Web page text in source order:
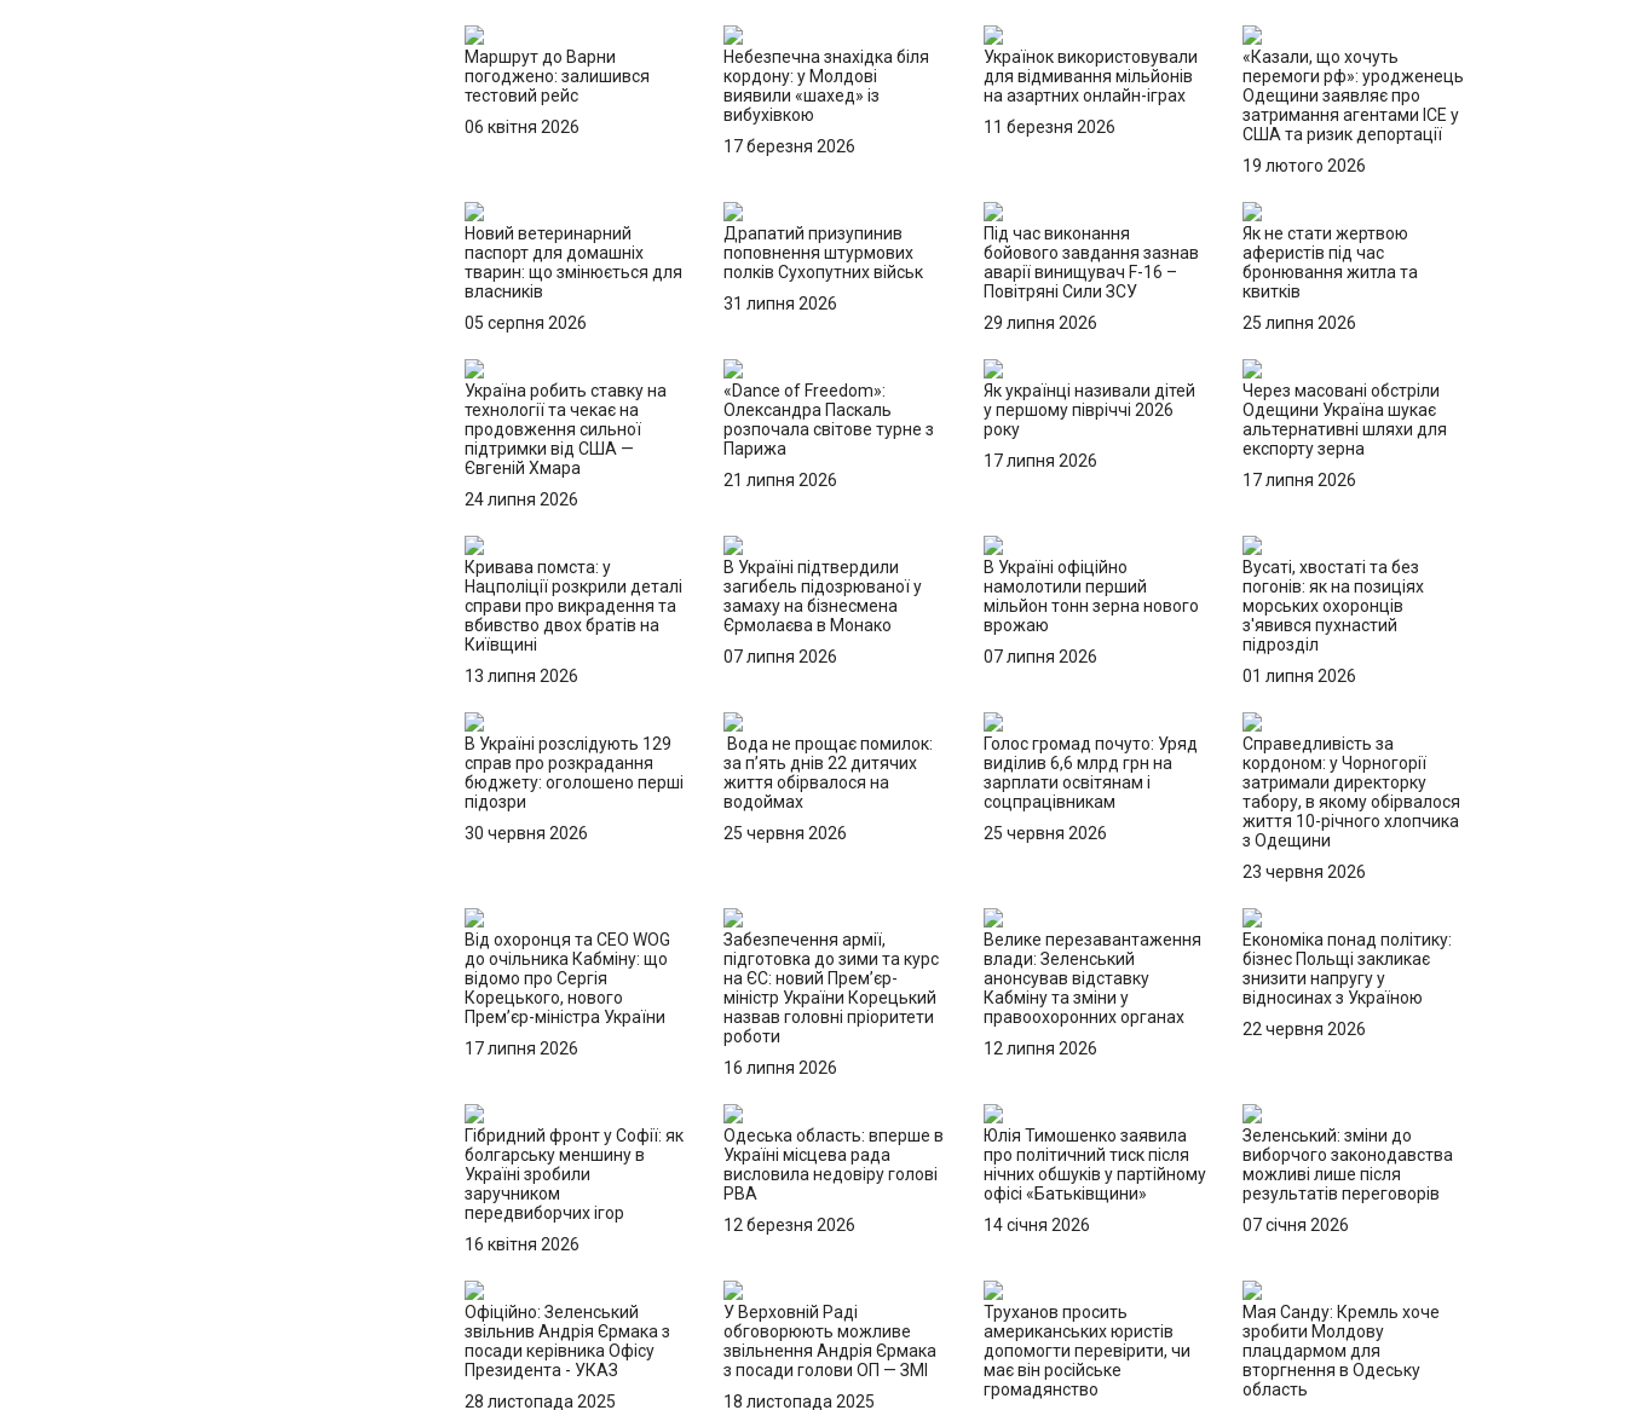
Маршрут до Варни
погоджено: залишився
тестовий рейс
06 квітня 2026
Небезпечна знахідка біля
кордону: у Молдові
виявили «шахед» із
вибухівкою
17 березня 2026
Українок використовували
для відмивання мільйонів
на азартних онлайн-іграх
11 березня 2026
«Казали, що хочуть
перемоги рф»: уродженець
Одещини заявляє про
затримання агентами ICE у
США та ризик депортації
19 лютого 2026
Новий ветеринарний
паспорт для домашніх
тварин: що змінюється для
власників
05 серпня 2026
Драпатий призупинив
поповнення штурмових
полків Сухопутних військ
31 липня 2026
Під час виконання
бойового завдання зазнав
аварії винищувач F-16 –
Повітряні Сили ЗСУ
29 липня 2026
Як не стати жертвою
аферистів під час
бронювання житла та
квитків
25 липня 2026
Україна робить ставку на
технології та чекає на
продовження сильної
підтримки від США —
Євгеній Хмара
24 липня 2026
«Dance of Freedom»:
Олександра Паскаль
розпочала світове турне з
Парижа
21 липня 2026
Як українці називали дітей
у першому півріччі 2026
року
17 липня 2026
Через масовані обстріли
Одещини Україна шукає
альтернативні шляхи для
експорту зерна
17 липня 2026
Кривава помста: у
Нацполіції розкрили деталі
справи про викрадення та
вбивство двох братів на
Київщині
13 липня 2026
В Україні підтвердили
загибель підозрюваної у
замаху на бізнесмена
Єрмолаєва в Монако
07 липня 2026
В Україні офіційно
намолотили перший
мільйон тонн зерна нового
врожаю
07 липня 2026
Вусаті, хвостаті та без
погонів: як на позиціях
морських охоронців
з'явився пухнастий
підрозділ
01 липня 2026
В Україні розслідують 129
справ про розкрадання
бюджету: оголошено перші
підозри
30 червня 2026
Вода не прощає помилок:
за п’ять днів 22 дитячих
життя обірвалося на
водоймах
25 червня 2026
Голос громад почуто: Уряд
виділив 6,6 млрд грн на
зарплати освітянам і
соцпрацівникам
25 червня 2026
Справедливість за
кордоном: у Чорногорії
затримали директорку
табору, в якому обірвалося
життя 10-річного хлопчика
з Одещини
23 червня 2026
Від охоронця та CEO WOG
до очільника Кабміну: що
відомо про Сергія
Корецького, нового
Прем’єр-міністра України
17 липня 2026
Забезпечення армії,
підготовка до зими та курс
на ЄС: новий Прем’єр-
міністр України Корецький
назвав головні пріоритети
роботи
16 липня 2026
Велике перезавантаження
влади: Зеленський
анонсував відставку
Кабміну та зміни у
правоохоронних органах
12 липня 2026
Економіка понад політику:
бізнес Польщі закликає
знизити напругу у
відносинах з Україною
22 червня 2026
Гібридний фронт у Софії: як
болгарську меншину в
Україні зробили
заручником
передвиборчих ігор
16 квітня 2026
Одеська область: вперше в
Україні місцева рада
висловила недовіру голові
РВА
12 березня 2026
Юлія Тимошенко заявила
про політичний тиск після
нічних обшуків у партійному
офісі «Батьківщини»
14 січня 2026
Зеленський: зміни до
виборчого законодавства
можливі лише після
результатів переговорів
07 січня 2026
Офіційно: Зеленський
звільнив Андрія Єрмака з
посади керівника Офісу
Президента - УКАЗ
28 листопада 2025
У Верховній Раді
обговорюють можливе
звільнення Андрія Єрмака
з посади голови ОП — ЗМІ
18 листопада 2025
Труханов просить
американських юристів
допомогти перевірити, чи
має він російське
громадянство
Мая Санду: Кремль хоче
зробити Молдову
плацдармом для
вторгнення в Одеську
область